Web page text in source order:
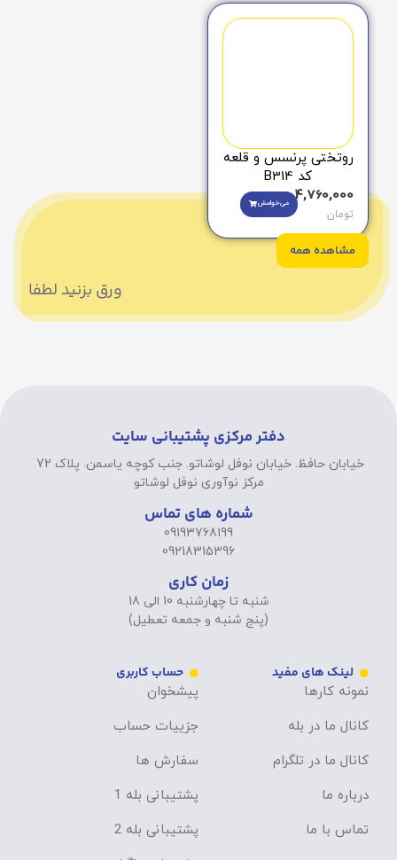
روتختی پرنسس و قلعه
کد B314
4,760,000
تومان
می‌خوامش
مشاهده همه
ورق بزنید لطفا
دفتر مرکزی پشتیبانی سایت
خیابان حافظ. خیابان نوفل لوشاتو. جنب کوچه یاسمن. پلاک 72.
مرکز نوآوری نوفل لوشاتو
شماره های تماس
09193768199
09218315396
زمان کاری
شنبه تا چهارشنبه 10 الی 18
(پنج شنبه و جمعه تعطیل)
لینک های مفید
نمونه کارها
کانال ما در بله
کانال ما در تلگرام
درباره ما
تماس با ما
حساب کاربری
پیشخوان
جزییات حساب
سفارش ها
پشتیبانی بله 1
پشتیبانی بله 2